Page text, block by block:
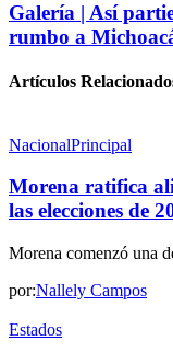
Galería | Así
rumbo a
Artículos
NacionalPrincipal
Morena ratifica
las elecciones de
Morena comenzó una
por:Nallely Campos
Estados